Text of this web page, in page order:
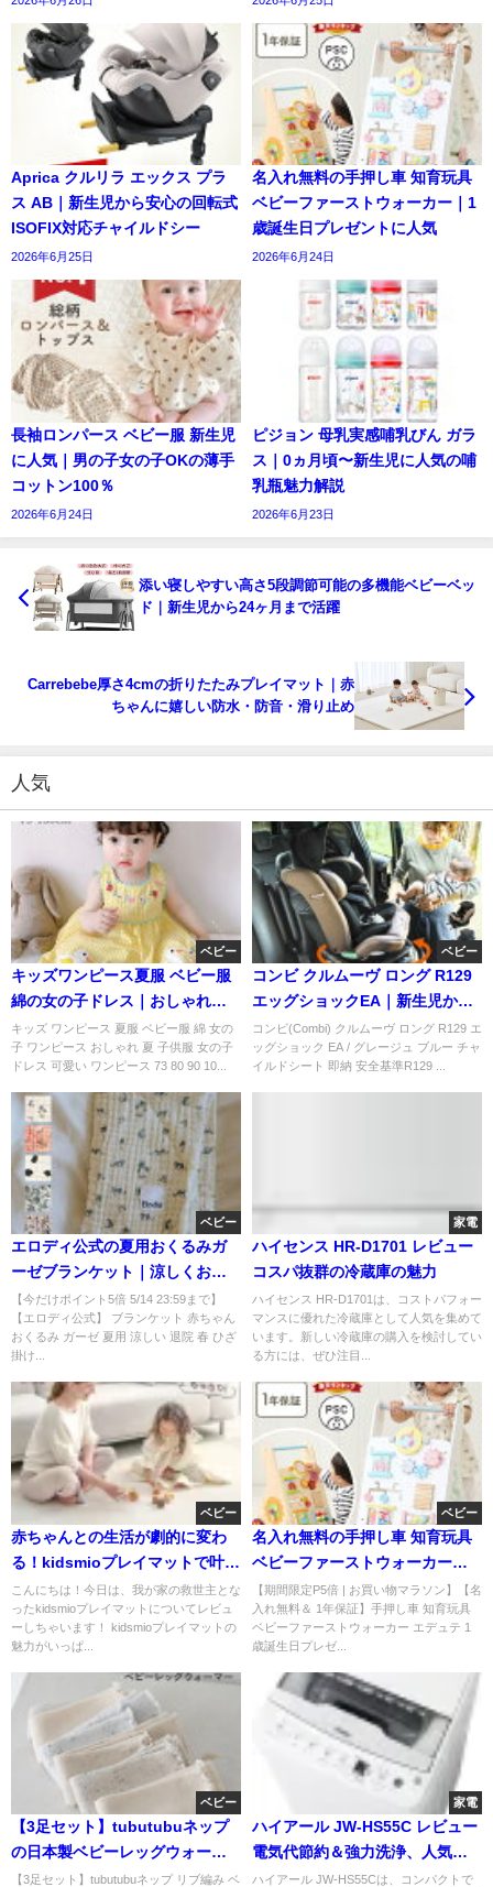
Aprica クルリラ エックス プラ
ス AB｜新生児から安心の回転式
ISOFIX対応チャイルドシー
2026年6月25日
名入れ無料の手押し車 知育玩具
ベビーファーストウォーカー｜1
歳誕生日プレゼントに人気
2026年6月24日
長袖ロンパース ベビー服 新生児
に人気｜男の子女の子OKの薄手
コットン100％
2026年6月24日
ピジョン 母乳実感哺乳びん ガラ
ス｜0ヵ月頃〜新生児に人気の哺
乳瓶魅力解説
2026年6月23日
添い寝しやすい高さ5段調節可能の多機能ベビーベッ
ド｜新生児から24ヶ月まで活躍
Carrebebe厚さ4cmの折りたたみプレイマット｜赤
ちゃんに嬉しい防水・防音・滑り止め
人気
ベビー
キッズワンピース夏服 ベビー服
綿の女の子ドレス｜おしゃれで
可愛い一着
キッズ ワンピース 夏服 ベビー服 綿 女の
子 ワンピース おしゃれ 夏 子供服 女の子
ドレス 可愛い ワンピース 73 80 90 10...
ベビー
コンビ クルムーヴ ロング R129
エッグショックEA｜新生児から
長く使える安心チャイルドシー
ト
コンビ(Combi) クルムーヴ ロング R129 エ
ッグショック EA / グレージュ ブルー チャ
イルドシート 即納 安全基準R129 ...
ベビー
エロディ公式の夏用おくるみガ
ーゼブランケット｜涼しくおし
ゃれな出産祝いに
【今だけポイント5倍 5/14 23:59まで】
【エロディ公式】 ブランケット 赤ちゃん
おくるみ ガーゼ 夏用 涼しい 退院 春 ひざ
掛け...
家電
ハイセンス HR-D1701 レビュー
コスパ抜群の冷蔵庫の魅力
ハイセンス HR-D1701は、コストパフォー
マンスに優れた冷蔵庫として人気を集めて
います。新しい冷蔵庫の購入を検討してい
る方には、ぜひ注目...
ベビー
赤ちゃんとの生活が劇的に変わ
る！kidsmioプレイマットで叶え
る快適な育児空間 口コミレビュ
ー
こんにちは！今日は、我が家の救世主とな
ったkidsmioプレイマットについてレビュ
ーしちゃいます！ kidsmioプレイマットの
魅力がいっぱ...
ベビー
名入れ無料の手押し車 知育玩具
ベビーファーストウォーカー｜1
歳誕生日プレゼントに人気
【期間限定P5倍 | お買い物マラソン】【名
入れ無料＆ 1年保証】手押し車 知育玩具
ベビーファーストウォーカー エデュテ 1
歳誕生日プレゼ...
ベビー
【3足セット】tubutubuネップ
の日本製ベビーレッグウォーマ
ー｜薄手で春夏も快適
【3足セット】tubutubuネップ リブ編み ベ
家電
ハイアール JW-HS55C レビュー
電気代節約＆強力洗浄、人気の
理由を徹底解説
ハイアール JW-HS55Cは、コンパクトで